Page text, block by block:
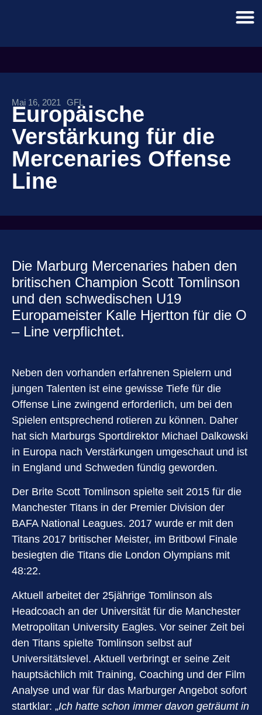
Mai 16, 2021 GFL
Europäische
Verstärkung für die
Mercenaries Offense
Line
Die Marburg Mercenaries haben den
britischen Champion Scott Tomlinson
und den schwedischen U19
Europameister Kalle Hjertton für die O
– Line verpflichtet.
Neben den vorhanden erfahrenen Spielern und
jungen Talenten ist eine gewisse Tiefe für die
Offense Line zwingend erforderlich, um bei den
Spielen entsprechend rotieren zu können. Daher
hat sich Marburgs Sportdirektor Michael Dalkowski
in Europa nach Verstärkungen umgeschaut und ist
in England und Schweden fündig geworden.
Der Brite Scott Tomlinson spielte seit 2015 für die
Manchester Titans in der Premier Division der
BAFA National Leagues. 2017 wurde er mit den
Titans 2017 britischer Meister, im Britbowl Finale
besiegten die Titans die London Olympians mit
48:22.
Aktuell arbeitet der 25jährige Tomlinson als
Headcoach an der Universität für die Manchester
Metropolitan University Eagles. Vor seiner Zeit bei
den Titans spielte Tomlinson selbst auf
Universitätslevel. Aktuell verbringt er seine Zeit
hauptsächlich mit Training, Coaching und der Film
Analyse und war für das Marburger Angebot sofort
startklar: „Ich hatte schon immer davon geträumt in